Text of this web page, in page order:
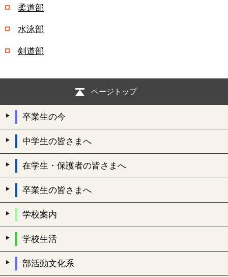
柔道部
水泳部
剣道部
ページトップ
卒業生の今
中学生の皆さまへ
在学生・保護者の皆さまへ
卒業生の皆さまへ
学校案内
学校生活
部活動文化系